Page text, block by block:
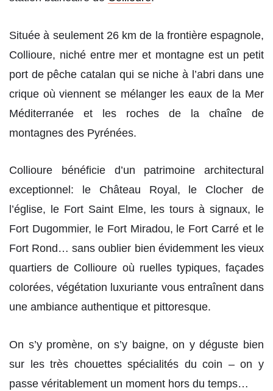
Située à seulement 26 km de la frontière espagnole,
Collioure, niché entre mer et montagne est un petit
port de pêche catalan qui se niche à l’abri dans une
crique où viennent se mélanger les eaux de la Mer
Méditerranée et les roches de la chaîne de
montagnes des Pyrénées.
Collioure bénéficie d’un patrimoine architectural
exceptionnel: le Château Royal, le Clocher de
l’église, le Fort Saint Elme, les tours à signaux, le
Fort Dugommier, le Fort Miradou, le Fort Carré et le
Fort Rond… sans oublier bien évidemment les vieux
quartiers de Collioure où ruelles typiques, façades
colorées, végétation luxuriante vous entraînent dans
une ambiance authentique et pittoresque.
On s’y promène, on s’y baigne, on y déguste bien
sur les très chouettes spécialités du coin – on y
passe véritablement un moment hors du temps…